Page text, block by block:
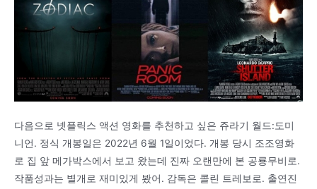
다음으로 넷플릭스 액션 영화를 추천하고 싶은 쥬라기 월드:도미
니언. 정식 개봉일은 2022년 6월 1일이었다. 개봉 당시 조조영화
로 집 앞 메가박스에서 보고 왔는데 진짜 오랜만에 본 공룡무비로.
작품성과는 별개로 재미있게 봤어. 감독은 콜린 트레보로. 출연진